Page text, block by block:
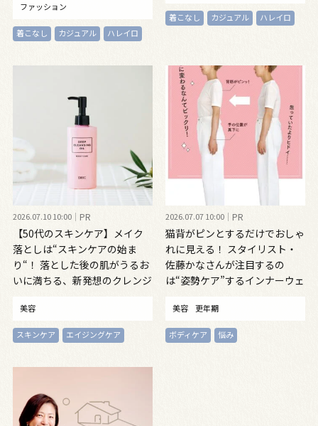
ファッション
着こなし カジュアル ハレイロ
着こなし カジュアル ハレイロ
2026.07.10 10:00 PR
【50代のスキンケア】メイク
落としは“スキンケアの始ま
り“！ 落とした後の肌がうるお
いに満ちる、新発想のクレンジ
美容
スキンケア エイジングケア
2026.07.07 10:00 PR
猫背がピンとするだけでおしゃ
れに見える！ スタイリスト・
佐藤かなさんが注目するの
は“姿勢ケア”するインナーウェ
美容 更年期
ボディケア 悩み